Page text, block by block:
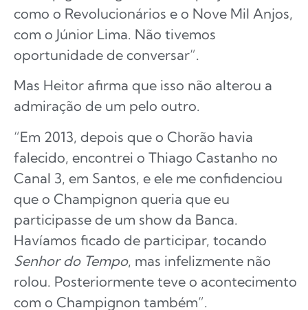
como o Revolucionários e o Nove Mil Anjos,
com o Júnior Lima. Não tivemos
oportunidade de conversar”.
Mas Heitor afirma que isso não alterou a
admiração de um pelo outro.
“Em 2013, depois que o Chorão havia
falecido, encontrei o Thiago Castanho no
Canal 3, em Santos, e ele me confidenciou
que o Champignon queria que eu
participasse de um show da Banca.
Havíamos ficado de participar, tocando
Senhor do Tempo, mas infelizmente não
rolou. Posteriormente teve o acontecimento
com o Champignon também”.